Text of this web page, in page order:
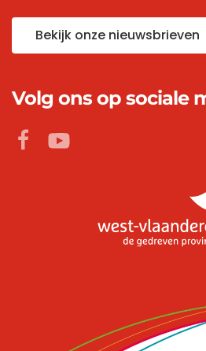
Bekijk onze nieuwsbrieven
Volg ons op sociale